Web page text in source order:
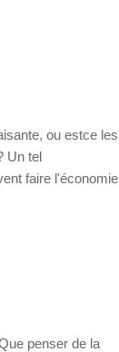
ou estce les
Un tel
faire l'économie
penser de la